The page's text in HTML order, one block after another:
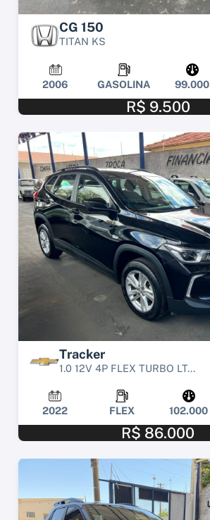
CG 150
TITAN KS
2006 GASOLINA 99.000
R$ 9.500
Tracker
1.0 12V 4P FLEX TURBO LT...
2022 FLEX 102.000
R$ 86.000